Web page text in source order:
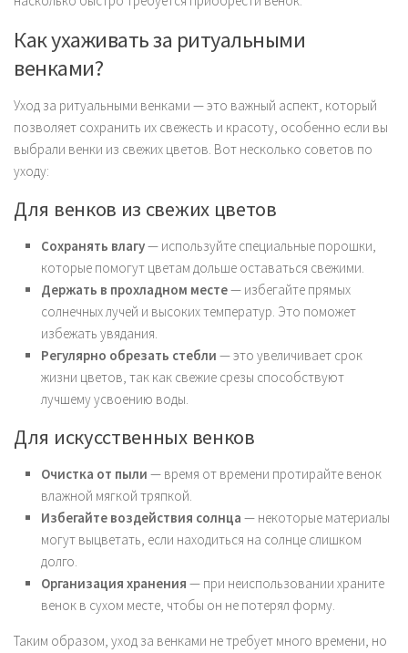
Как ухаживать за ритуальными
венками?
Уход за ритуальными венками — это важный аспект, который
позволяет сохранить их свежесть и красоту, особенно если вы
выбрали венки из свежих цветов. Вот несколько советов по
уходу:
Для венков из свежих цветов
Сохранять влагу— используйте специальные порошки,
которые помогут цветам дольше оставаться свежими.
Держать в прохладном месте— избегайте прямых
солнечных лучей и высоких температур. Это поможет
избежать увядания.
Регулярно обрезать стебли — это увеличивает срок
жизни цветов, так как свежие срезы способствуют
лучшему усвоению воды.
Для искусственных венков
Очистка от пыли — время от времени протирайте венок
влажной мягкой тряпкой.
Избегайте воздействия солнца — некоторые материалы
могут выцветать, если находиться на солнце слишком
долго.
Организация хранения — при неиспользовании храните
венок в сухом месте, чтобы он не потерял форму.
Таким образом, уход за венками не требует много времени, но